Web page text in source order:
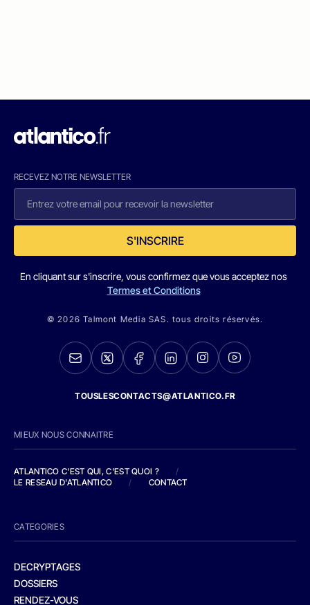
RECEVEZ NOTRE NEWSLETTER
S'INSCRIRE
En cliquant sur s'inscrire, vous confirmez que vous acceptez nos
Termes et Conditions
© 2026 Talmont Media SAS. tous droits réservés.
TOUSLESCONTACTS@ATLANTICO.FR
MIEUX NOUS CONNAITRE
ATLANTICO C'EST QUI, C'EST QUOI ?
/
LE RESEAU D'ATLANTICO
/ CONTACT
CATEGORIES
DECRYPTAGES
DOSSIERS
RENDEZ-VOUS